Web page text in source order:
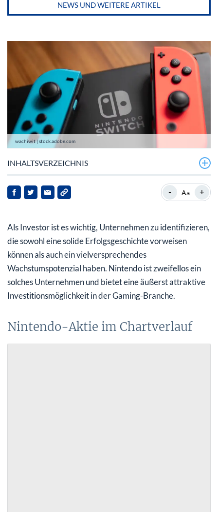
NEWS UND WEITERE ARTIKEL
wachiwit | stock.adobe.com
INHALTSVERZEICHNIS
Nintendo-Aktie im Chartverlauf
Nintendo-Aktie: Das Unternehmen im Portrait
- Aa +
Als Investor ist es wichtig, Unternehmen zu identifizieren,
die sowohl eine solide Erfolgsgeschichte vorweisen
können als auch ein vielversprechendes
Wachstumspotenzial haben. Nintendo ist zweifellos ein
solches Unternehmen und bietet eine äußerst attraktive
Investitionsmöglichkeit in der Gaming-Branche.
Nintendo-Aktie im Chartverlauf